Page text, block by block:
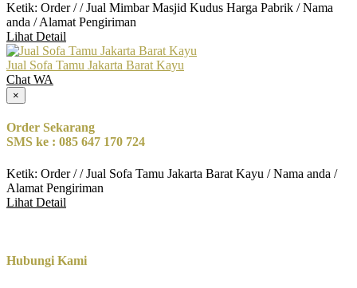
Ketik: Order / / Jual Mimbar Masjid Kudus Harga Pabrik / Nama
anda / Alamat Pengiriman
Lihat Detail
Jual Sofa Tamu Jakarta Barat Kayu
Chat WA
×
Order Sekarang
SMS ke : 085 647 170 724
Ketik: Order / / Jual Sofa Tamu Jakarta Barat Kayu / Nama anda /
Alamat Pengiriman
Lihat Detail
Hubungi Kami